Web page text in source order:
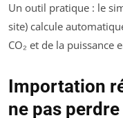
Un outil pratique : le
site) calcule
CO₂ et de la puissance
Importation
ne pas